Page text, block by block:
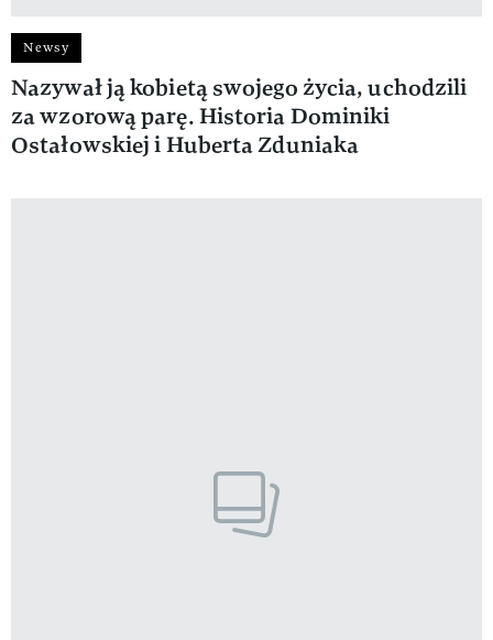
Newsy
Nazywał ją kobietą swojego życia, uchodzili
za wzorową parę. Historia Dominiki
Ostałowskiej i Huberta Zduniaka